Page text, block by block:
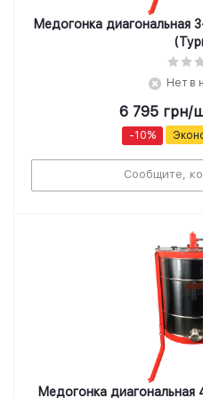
Медогонка диагональная 3-х
Нет в
6 795 грн/
-10%
Сообщите,
Медогонка